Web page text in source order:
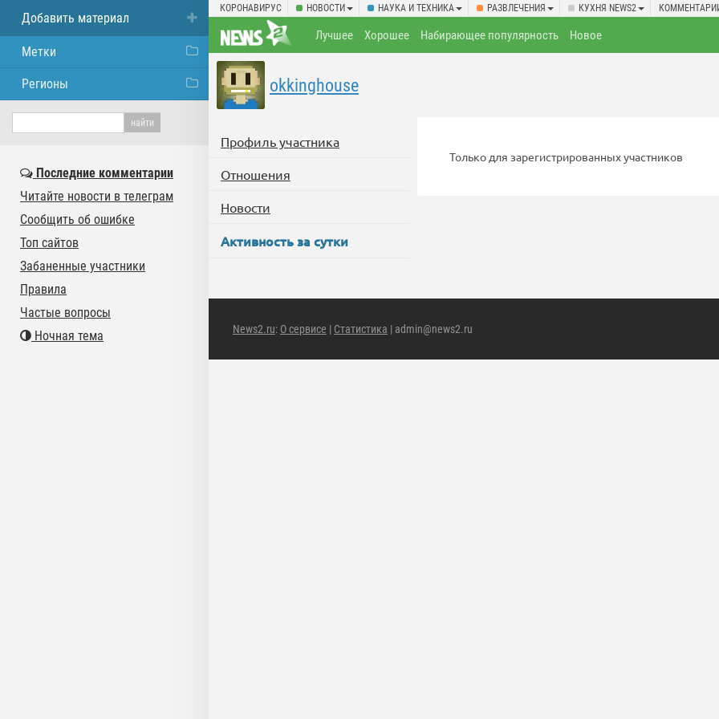
КОРОНАВИРУС НОВОСТИ НАУКА И ТЕХНИКА РАЗВЛЕЧЕНИЯ КУХНЯ NEWS2
Лучшее Хорошее Набирающее популярность Новое
okkinghouse
Профиль участника
Отношения
Новости
Активность за сутки
Только для зарегистрированных участников
News2.ru: О сервисе | Статистика | admin@news2.ru
Добавить материал
Метки
Регионы
Последние комментарии
Читайте новости в телеграм
Сообщить об ошибке
Топ сайтов
Забаненные участники
Правила
Частые вопросы
Ночная тема